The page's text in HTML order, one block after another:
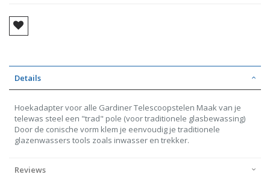
Details
Hoekadapter voor alle Gardiner Telescoopstelen Maak van je
telewas steel een "trad" pole (voor traditionele glasbewassing)
Door de conische vorm klem je eenvoudig je traditionele
glazenwassers tools zoals inwasser en trekker.
Reviews